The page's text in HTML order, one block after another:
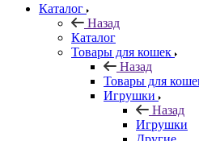
Каталог
Назад
Каталог
Товары для кошек
Назад
Товары для
Игрушки
Назад
Игрушки